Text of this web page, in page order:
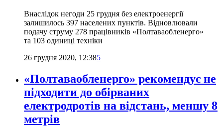
Внаслідок негоди 25 грудня без електроенергії
залишилось 397 населених пунктів. Відновлювали
подачу струму 278 працівників «Полтаваобленерго»
та 103 одиниці техніки
26 грудня 2020, 12:385
«Полтаваобленерго» рекомендує не
підходити до обірваних
електродротів на відстань, меншу 8
метрів